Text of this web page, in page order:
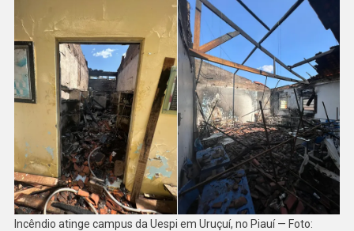
Incêndio atinge campus da Uespi em Uruçuí, no Piauí — Foto: